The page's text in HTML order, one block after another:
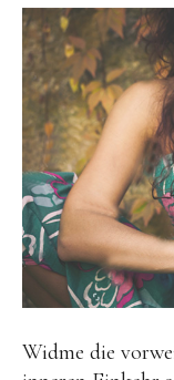
Widme die